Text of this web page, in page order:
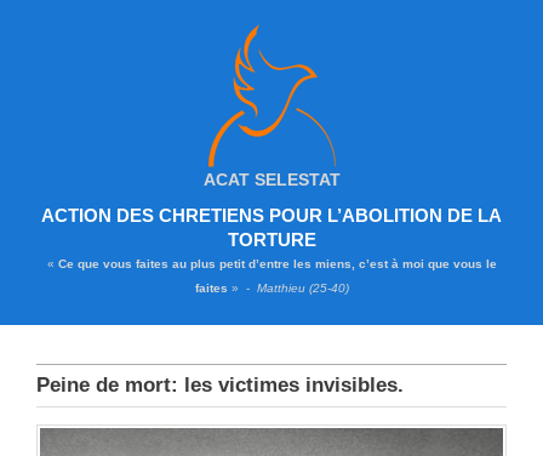
ACAT SELESTAT
ACTION DES CHRETIENS POUR L’ABOLITION DE LA
TORTURE
« Ce que vous faites au plus petit d’entre les miens, c’est à moi que vous le
faites » - Matthieu (25-40)
Peine de mort: les victimes invisibles.